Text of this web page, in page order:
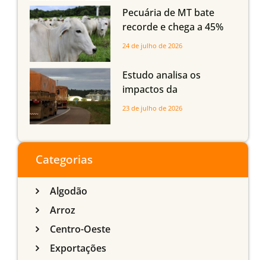
Maranhão
Pecuária de MT bate
recorde e chega a 45%
dos bovinos abatidos
24 de julho de 2026
Estudo analisa os
impactos da
infraestrutura logística
do Sul
23 de julho de 2026
Categorias
Algodão
Arroz
Centro-Oeste
Exportações